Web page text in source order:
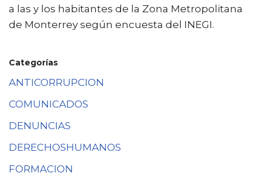
a las y los habitantes de la Zona Metropolitana
de Monterrey según encuesta del INEGI.
Categorías
ANTICORRUPCION
COMUNICADOS
DENUNCIAS
DERECHOSHUMANOS
FORMACION